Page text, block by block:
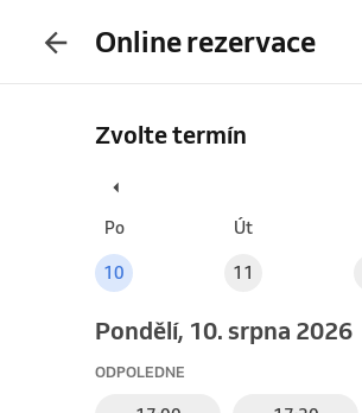
Online rezervace
Zvolte termín
Po Út
10 11
pondělí, 10. srpna 2026
ODPOLEDNE